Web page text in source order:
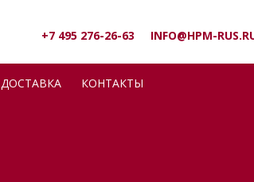
+7 495 276-26-63 INFO@HPM-
ДОСТАВКА КОНТАКТЫ